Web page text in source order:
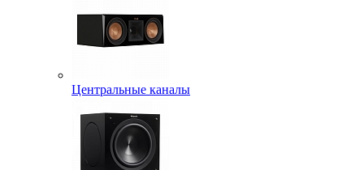
Центральные каналы